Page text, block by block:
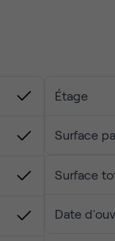
proximité et
et espaces
Étage
Surface
Surface
Date